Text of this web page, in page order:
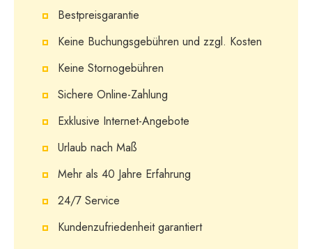
Bestpreisgarantie
Keine Buchungsgebühren und zzgl. Kosten
Keine Stornogebühren
Sichere Online-Zahlung
Exklusive Internet-Angebote
Urlaub nach Maß
Mehr als 40 Jahre Erfahrung
24/7 Service
Kundenzufriedenheit garantiert